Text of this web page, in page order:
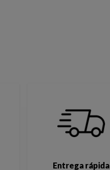
Entrega rápida